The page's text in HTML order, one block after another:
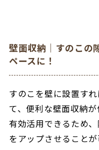
壁面収納｜すのこの
ペースに！
すのこを壁に設置す
て、便利な壁面収納
有効活用できるため
をアップさせることが